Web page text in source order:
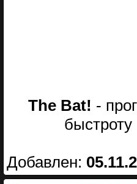
The Bat! -
Добавлен: